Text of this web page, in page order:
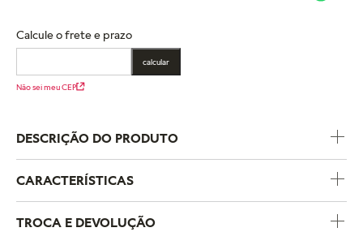
Calcule o frete e prazo
calcular
Não sei meu CEP
DESCRIÇÃO DO PRODUTO
CARACTERÍSTICAS
TROCA E DEVOLUÇÃO